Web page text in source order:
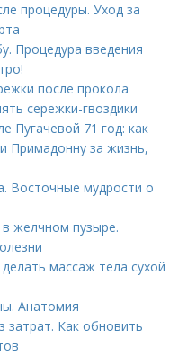
процедуры. Уход за
Процедура введения
после прокола
сережки-гвоздики
Пугачевой 71 год: как
Примадонну за жизнь,
Восточные мудрости о
желчном пузыре.
массаж тела сухой
Анатомия
затрат. Как обновить